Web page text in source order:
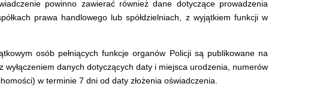
powinno zawierać również dane dotyczące prowadzenia
prawa handlowego lub spółdzielniach, z wyjątkiem funkcji w
osób pełniących funkcje organów Policji są publikowane na
wyłączeniem danych dotyczących daty i miejsca urodzenia, numerów
w terminie 7 dni od daty złożenia oświadczenia.